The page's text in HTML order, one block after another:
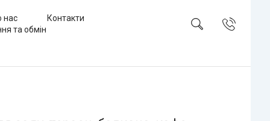
нас
Контакти
та обмін